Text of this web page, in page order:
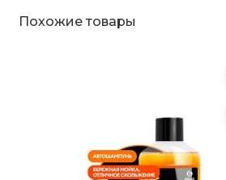
Похожие товары